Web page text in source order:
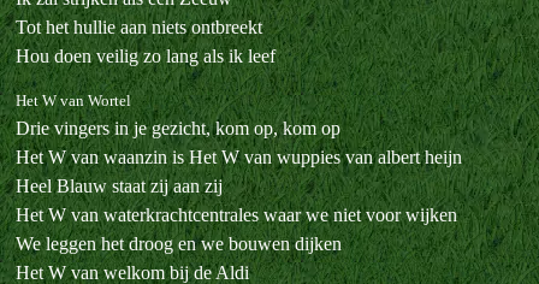
Tot het hullie aan niets ontbreekt
Hou doen veilig zo lang als ik leef
Het W van Wortel
Drie vingers in je gezicht, kom op, kom op
Het W van waanzin is Het W van wuppies van albert heijn
Heel Blauw staat zij aan zij
Het W van waterkrachtcentrales waar we niet voor wijken
We leggen het droog en we bouwen dijken
Het W van welkom bij de Aldi